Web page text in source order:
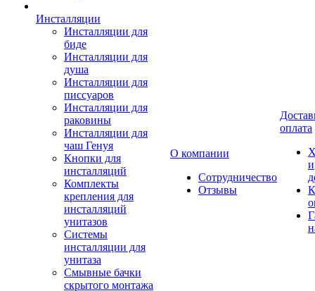
Инсталляции
Инсталляции для
биде
Инсталляции для
душа
Инсталляции для
писсуаров
Инсталляции для
раковины
Инсталляции для
чаш Генуя
Кнопки для
инсталляций
Комплекты
крепления для
инсталляций
унитазов
Системы
инсталляции для
унитаза
Смывные бачки
скрытого монтажа
О компании
Сотрудничество
Отзывы
оплата
и